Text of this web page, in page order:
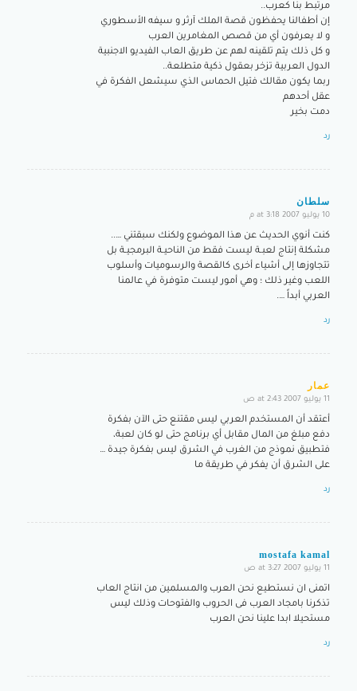
مرتبط بنا كعرب..
إن أطفالنا يحفظون قصة الملك آرثر و سيفه الأسطوري
و لا يعرفون أي من قصص المغامرين العرب
و كل ذلك يتم تلقينه لهم عن طريق العاب الفيديو الاجنبية
الدول العربية تزخر بعقول ذكية متطلعة..
ربما يكون مقالك فتيل الحماس الذي سيشعل الفكرة في
عقل أحدهم
دمت بخير
رد
سلطان
says:
10 يوليو 2007 at 3:18 م
كنت أنوي الحديث عن هذا الموضوع ولكنك سبقتني …..
مشكلة إنتاج لعبـة ليست فقط من الناحيـة البرمجيـة بل
تتجاوزها إلى أشياء أخرى كالقصة والرسوميات وأسلوب
اللعب وغير ذلك ؛ وهي أمور ليست متوفرة في عالمنا
العربي أبداً ….
رد
عمار
says:
11 يوليو 2007 at 2:43 ص
أعتقد أن المستخدم العربي ليس مقتنع حتى الآن بفكرة
دفع مبلغ من المال مقابل أي برنامج حتى لو كان لعبة،
فتطبيق نموذج من الغرب في الشرق ليس بفكرة جيدة …
على الشرق أن يفكر في طريقة ما
رد
mostafa kamal
says:
11 يوليو 2007 at 3:27 ص
اتمنى ان نستطيع نحن العرب والمسلمين من انتاج العاب
تذكرنا بامجاد العرب فى الحروب والفتوحات وذلك ليس
مستحيلا ابدا علينا نحن العرب
رد